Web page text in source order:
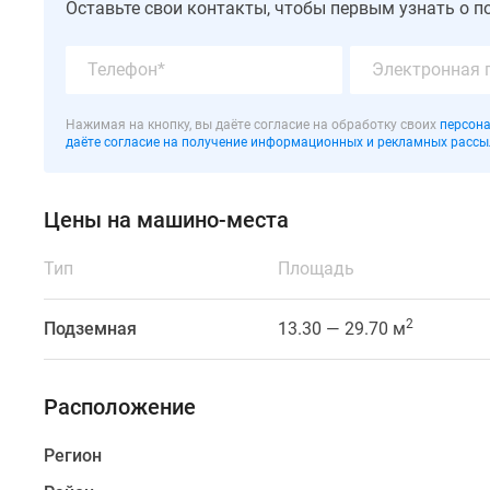
находится
Красногвардейском
Санкт-
Петербурга,
минутах
Невского
проспекта.
В
пешком
станция
метрополитена
Оставьте свои контакты, чтобы первым узнать о
Нажимая на кнопку, вы даёте согласие на обработку своих
даёте согласие на получение информационных и рекламных
Цены на машино-места
Тип Площадь
Подземная 13.30 — 29.70 м2
Расположение
Регион